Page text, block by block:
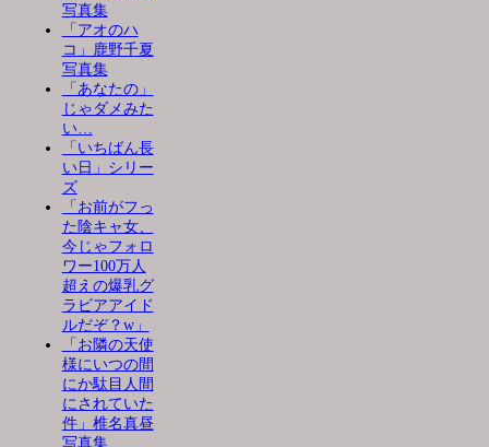
写真集
「アオのハ
コ」鹿野千夏
写真集
「あなたの」
じゃダメみた
い…
「いちばん長
い日」シリー
ズ
「お前がフっ
た陰キャ女、
今じゃフォロ
ワー100万人
超えの爆乳グ
ラビアアイド
ルだぞ？w」
「お隣の天使
様にいつの間
にか駄目人間
にされていた
件」椎名真昼
写真集